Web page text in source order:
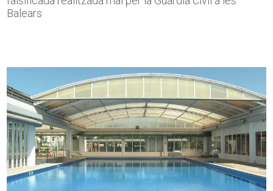
Balears